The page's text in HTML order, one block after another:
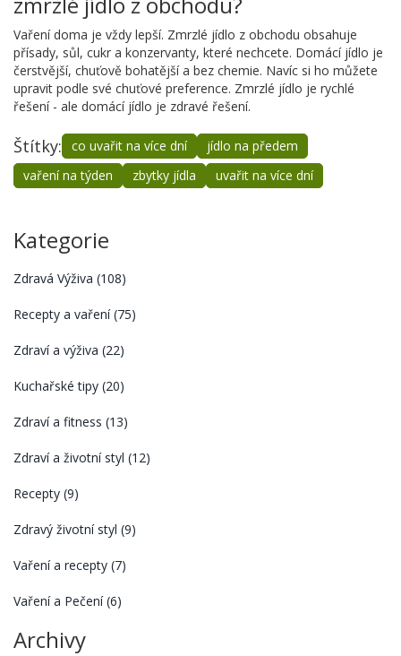
Vaření doma je vždy lepší. Zmrzlé jídlo z obchodu obsahuje
přísady, sůl, cukr a konzervanty, které nechcete. Domácí jídlo je
čerstvější, chuťově bohatější a bez chemie. Navíc si ho můžete
upravit podle své chuťové preference. Zmrzlé jídlo je rychlé
řešení - ale domácí jídlo je zdravé řešení.
Štítky: co uvařit na více dní
jídlo na předem
vaření na týden
zbytky jídla uvařit na více dní
Kategorie
Zdravá Výživa (108)
Recepty a vaření(75)
Zdraví a výživa (22)
Kuchařské tipy (20)
Zdraví a fitness (13)
Zdraví a životní styl (12)
Recepty (9)
Zdravý životní styl (9)
Vaření a recepty (7)
Vaření a Pečení(6)
Archivy